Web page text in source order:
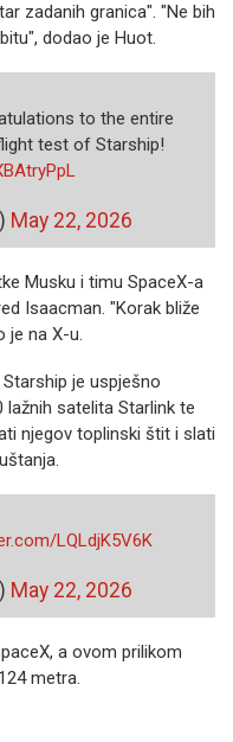
zadanih granica". "Ne bih
dodao je Huot.
to the entire
test of Starship!
May 22, 2026
Musku i timu SpaceX-a
Isaacman. "Korak bliže
je na X-u.
je uspješno
satelita Starlink te
njegov toplinski štit i slati
LQLdjK5V6K
May 22, 2026
a ovom prilikom
metra.